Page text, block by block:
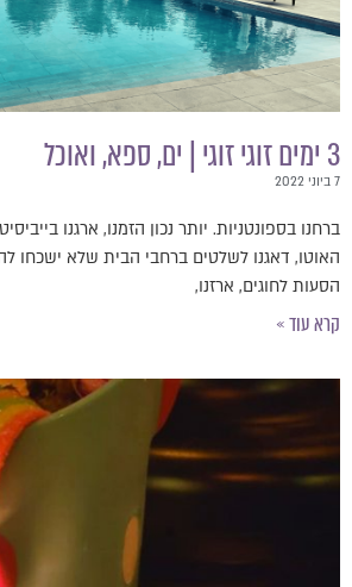
3 ימים זוגי זוגי | ים, ספא, ואוכל
7 ביוני 2022
ברחנו בספונטניות. יותר נכון הזמנו, ארגנו
האוטו, דאגנו לשלטים ברחבי הבית שלא ישכחו
הסעות לחוגים, ארזנו,
קרא עוד »